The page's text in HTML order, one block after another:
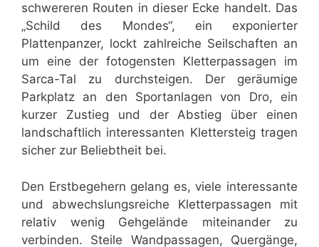
schwereren Routen in dieser Ecke handelt. Das
„Schild des Mondes“, ein exponierter
Plattenpanzer, lockt zahlreiche Seilschaften an
um eine der fotogensten Kletterpassagen im
Sarca-Tal zu durchsteigen. Der geräumige
Parkplatz an den Sportanlagen von Dro, ein
kurzer Zustieg und der Abstieg über einen
landschaftlich interessanten Klettersteig tragen
sicher zur Beliebtheit bei.
Den Erstbegehern gelang es, viele interessante
und abwechslungsreiche Kletterpassagen mit
relativ wenig Gehgelände miteinander zu
verbinden. Steile Wandpassagen, Quergänge,